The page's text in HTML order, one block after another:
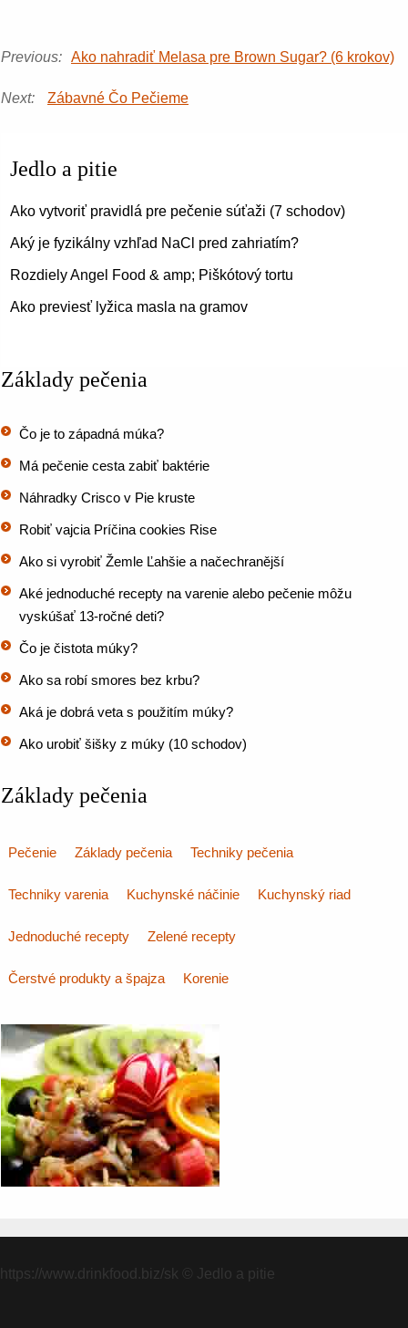
Previous: Ako nahradiť Melasa pre Brown Sugar? (6 krokov)
Next: Zábavné Čo Pečieme
Jedlo a pitie
Ako vytvoriť pravidlá pre pečenie súťaži (7 schodov)
Aký je fyzikálny vzhľad NaCl pred zahriatím?
Rozdiely Angel Food & amp; Piškótový tortu
Ako previesť lyžica masla na gramov
Základy pečenia
Čo je to západná múka?
Má pečenie cesta zabiť baktérie
Náhradky Crisco v Pie kruste
Robiť vajcia Príčina cookies Rise
Ako si vyrobiť Žemle Ľahšie a načechranější
Aké jednoduché recepty na varenie alebo pečenie môžu
vyskúšať 13-ročné deti?
Čo je čistota múky?
Ako sa robí smores bez krbu?
Aká je dobrá veta s použitím múky?
Ako urobiť šišky z múky (10 schodov)
Základy pečenia
Pečenie Základy pečenia Techniky pečenia
Techniky varenia Kuchynské náčinie Kuchynský riad
Jednoduché recepty Zelené recepty
Čerstvé produkty a špajza Korenie
https://www.drinkfood.biz/sk © Jedlo a pitie